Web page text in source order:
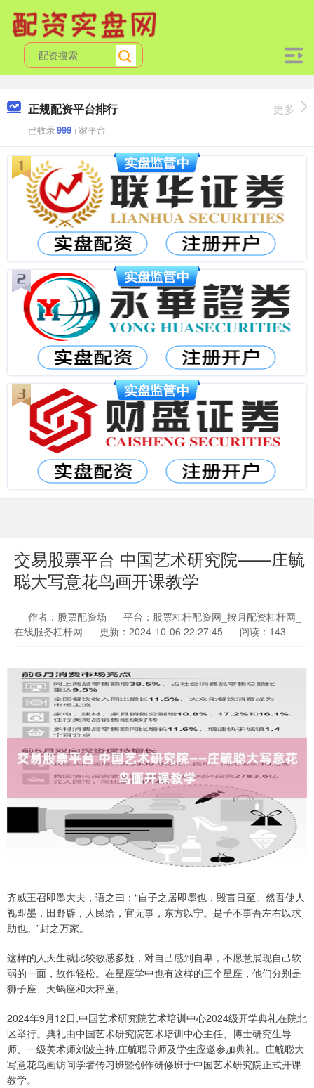
正规配资平台排行
已收录999+家平台
更多
交易股票平台 中国艺术研究院——庄毓
聪大写意花鸟画开课教学
作者：股票配资场
平台：股票杠杆配资网_按月配资杠杆网_
在线服务杠杆网
更新：2024-10-06 22:27:45 阅读：143
齐威王召即墨大夫，语之曰：“自子之居即墨也，毁言日至。然吾使人
视即墨，田野辟，人民给，官无事，东方以宁。是子不事吾左右以求
助也。”封之万家。
这样的人天生就比较敏感多疑，对自己感到自卑，不愿意展现自己软
弱的一面，故作轻松。在星座学中也有这样的三个星座，他们分别是
狮子座、天蝎座和天秤座。
2024年9月12日,中国艺术研究院艺术培训中心2024级开学典礼在院北
区举行。典礼由中国艺术研究院艺术培训中心主任、博士研究生导
师、一级美术师刘波主持,庄毓聪导师及学生应邀参加典礼。庄毓聪大
写意花鸟画访问学者传习班暨创作研修班于中国艺术研究院正式开课
教学。